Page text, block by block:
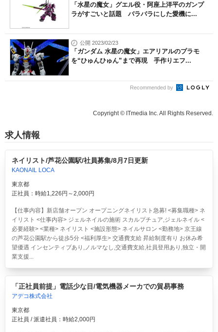
「水星の魔女」グエル役・阿座上洋平のガンプ
ラがすごいと話題 バラバラにした愛機に...
公開 2023/02/23
「ガンダム 水星の魔女」エアリアルのプラモ
を“ひゅんひゅん”まで再現 手作りエフ...
Recommended by
Copyright © ITmedia Inc. All Rights Reserved.
求人情報
ネイリスト/芦花公園駅/社員募集/8月7日更新
KAONAIL LOCA
東京都
正社員：時給1,226円～2,000円
【仕事内容】新店舗オープン オープニングネイリスト急募! <募集職種> ネ
イリスト <仕事内容> ジェルネイルの施術 スカルプチュア,ジェルネイル <
必要経験> <業種> ネイリスト <施設形態> ネイルサロン <勤務地> 京王線
の芦花公園駅から徒歩5分 <福利厚生> 交通費支給 昇給制度有り お休み希
望優遇 インセンティブあり,ノルマなし,交通費支給,社員登用あり,独立・開
業支援...
「正社員前提」電話少な目/電気機器メーカでの貿易事務
アデコ株式会社
東京都
正社員 / 派遣社員：時給2,000円